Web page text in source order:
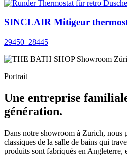
SINCLAIR Mitigeur
29450_28445
Portrait
Une entreprise
génération.
Dans notre showroom à Zurich, nous
classiques de la salle de bains qui
produits sont fabriqués en Angleterre,